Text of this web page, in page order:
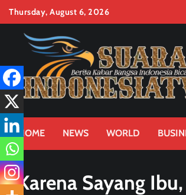
Skip
content
Thursday, August 6, 2026
HOME NEWS WORLD
“Karena Sayang